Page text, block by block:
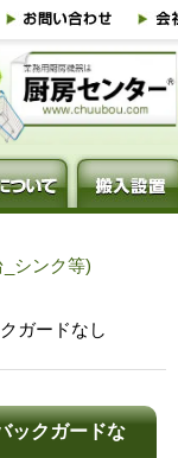
シンク等)
ガードなし
ックガードな